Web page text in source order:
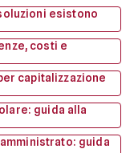
esistono
costi e
capitalizzazione
guida alla
guida